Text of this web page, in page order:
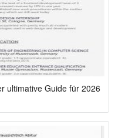
ultimative Guide für 2026